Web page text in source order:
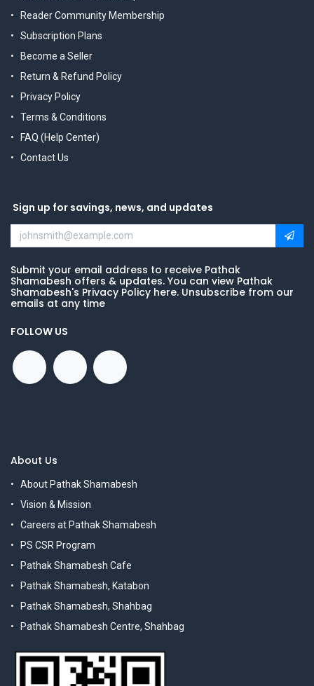
Reader Community Membership
Subscription Plans
Become a Seller
Return & Refund Policy
Privacy Policy
Terms & Conditions
FAQ (Help Center)
Contact Us
Sign up for savings, news, and updates
Submit your email address to receive Pathak
Shamabesh offers & updates. You can view Pathak
Shamabesh's Privacy Policy here. Unsubscribe from our
emails at any time
FOLLOW US
About Us
About Pathak Shamabesh
Vision & Mission
Careers at Pathak Shamabesh
PS CSR Program
Pathak Shamabesh Cafe
Pathak Shamabesh, Katabon
Pathak Shamabesh, Shahbag
Pathak Shamabesh Centre, Shahbag